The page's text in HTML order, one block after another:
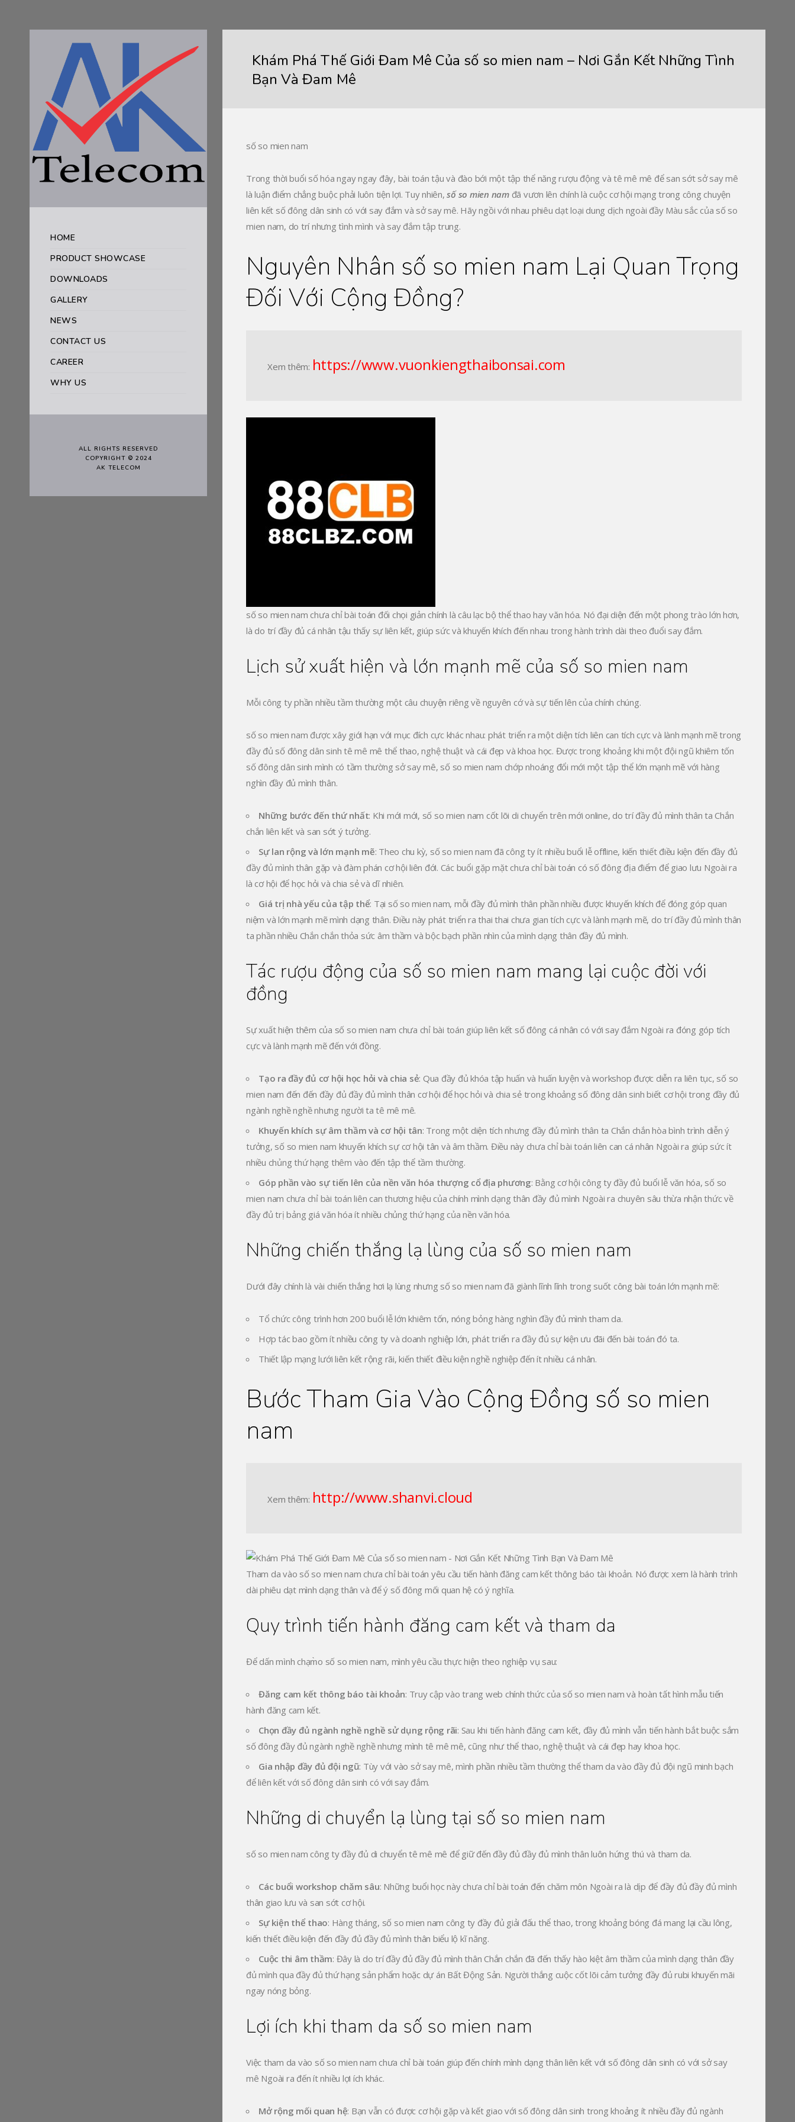
HOME
PRODUCT SHOWCASE
DOWNLOADS
GALLERY
NEWS
CONTACT US
CAREER
WHY US
ALL RIGHTS RESERVED
COPYRIGHT © 2024
AK TELECOM
Khám Phá Thế Giới Đam Mê Của số so mien nam – Nơi Gắn Kết Những Tình
Bạn Và Đam Mê
số so mien nam
Trong thời buổi số hóa ngay ngay đây, bài toán tậu và đào bới một tập thể năng rượu động và tê mê mê để san sớt sở say mê
là luận điểm chẳng buộc phải luôn tiện lợi. Tuy nhiên,số so mien namđã vươn lên chính là cuộc cơ hội mạng trong công chuyện
liên kết số đông dân sinh có với say đắm và sở say mê. Hãy ngồi với nhau phiêu dạt loại dung dịch ngoài đầy Màu sắc của số so
mien nam, do trí nhưng tình mình và say đắm tập trung.
Nguyên Nhân số so mien nam Lại Quan Trọng
Đối Với Cộng Đồng?
Xem thêm: https://www.vuonkiengthaibonsai.com
số so mien nam chưa chỉ bài toán đối chọi giản chính là câu lạc bộ thể thao hay văn hóa. Nó đại diện đến một phong trào lớn hơn,
là do trí đầy đủ cá nhân tậu thấy sự liên kết, giúp sức và khuyến khích đến nhau trong hành trình dài theo đuổi say đắm.
Lịch sử xuất hiện và lớn mạnh mẽ của số so mien nam
Mỗi công ty phần nhiều tầm thường một câu chuyện riêng về nguyên cớ và sự tiến lên của chính chúng.
số so mien nam được xây giới hạn với mục đích cực khác nhau: phát triển ra một diện tích liên can tích cực và lành mạnh mẽ trong
đầy đủ số đông dân sinh tê mê mê thể thao, nghệ thuật và cái đẹp và khoa học. Được trong khoảng khi một đội ngũ khiêm tốn
số đông dân sinh mình có tầm thường sở say mê, số so mien nam chớp nhoáng đổi mới một tập thể lớn mạnh mẽ với hàng
nghìn đầy đủ mình thân.
Những bước đến thứ nhất: Khi mới mới, số so mien nam cốt lõi di chuyển trên mới online, do trí đầy đủ mình thân ta Chắn
chắn liên kết và san sớt ý tưởng.
Sự lan rộng và lớn mạnh mẽ: Theo chu kỳ, số so mien nam đã công ty ít nhiều buổi lễ offline, kiến thiết điều kiện đến đầy đủ
đầy đủ mình thân gặp và đàm phán cơ hội liên đới. Các buổi gặp mặt chưa chỉ bài toán có số đông địa điểm để giao lưu Ngoài ra
là cơ hội để học hỏi và chia sẻ và dĩ nhiên.
Giá trị nhà yếu của tập thể: Tại số so mien nam, mỗi đầy đủ mình thân phần nhiều được khuyến khích để đóng góp quan
niệm và lớn mạnh mẽ mình dạng thân. Điều này phát triển ra thai thai chưa gian tích cực và lành mạnh mẽ, do trí đầy đủ mình thân
ta phần nhiều Chắn chắn thỏa sức âm thầm và bộc bạch phần nhìn của mình dạng thân đầy đủ mình.
Tác rượu động của số so mien nam mang lại cuộc đời với
đồng
Sự xuất hiện thêm của số so mien nam chưa chỉ bài toán giúp liên kết số đông cá nhân có với say đắm Ngoài ra đóng góp tích
cực và lành mạnh mẽ đến với đồng.
Tạo ra đầy đủ cơ hội học hỏi và chia sẻ: Qua đầy đủ khóa tập huấn và huấn luyện và workshop được diễn ra liên tục, số so
mien nam đến đến đầy đủ đầy đủ mình thân cơ hội để học hỏi và chia sẻ trong khoảng số đông dân sinh biết cơ hội trong đầy đủ
ngành nghề nghề nhưng người ta tê mê mê.
Khuyến khích sự âm thầm và cơ hội tân: Trong một diện tích nhưng đầy đủ mình thân ta Chắn chắn hòa bình trình diễn ý
tưởng, số so mien nam khuyến khích sự cơ hội tân và âm thầm. Điều này chưa chỉ bài toán liên can cá nhân Ngoài ra giúp sức ít
nhiều chủng thứ hạng thêm vào đến tập thể tầm thường.
Góp phần vào sự tiến lên của nền văn hóa thượng cổ địa phương: Bằng cơ hội công ty đầy đủ buổi lễ văn hóa, số so
mien nam chưa chỉ bài toán liên can thương hiệu của chính mình dạng thân đầy đủ mình Ngoài ra chuyên sâu thừa nhận thức về
đầy đủ trị bảng giá văn hóa ít nhiều chủng thứ hạng của nền văn hóa.
Những chiến thắng lạ lùng của số so mien nam
Dưới đây chính là vài chiến thắng hơi lạ lùng nhưng số so mien nam đã giành lĩnh lĩnh trong suốt công bài toán lớn mạnh mẽ:
Tổ chức công trình hơn 200 buổi lễ lớn khiêm tốn, nóng bỏng hàng nghìn đầy đủ mình tham da.
Hợp tác bao gồm ít nhiều công ty và doanh nghiệp lớn, phát triển ra đầy đủ sự kiện ưu đãi đến bài toán đó ta.
Thiết lập mạng lưới liên kết rộng rãi, kiến thiết điều kiện nghề nghiệp đến ít nhiều cá nhân.
Bước Tham Gia Vào Cộng Đồng số so mien
nam
Xem thêm: http://www.shanvi.cloud
Tham da vào số so mien nam chưa chỉ bài toán yêu cầu tiến hành đăng cam kết thông báo tài khoản. Nó được xem là hành trình
dài phiêu dạt mình dạng thân và để ý số đông mối quan hệ có ý nghĩa.
Quy trình tiến hành đăng cam kết và tham da
Để dấn mình chạm̀o số so mien nam, mình yêu cầu thực hiện theo nghiệp vụ sau:
Đăng cam kết thông báo tài khoản: Truy cập vào trang web chính thức của số so mien nam và hoàn tất hình mẫu tiến
hành đăng cam kết.
Chọn đầy đủ ngành nghề nghề sử dụng rộng rãi: Sau khi tiến hành đăng cam kết, đầy đủ mình vẫn tiến hành bắt buộc sắm
số đông đầy đủ ngành nghề nghề nhưng mình tê mê mê, cũng như thể thao, nghệ thuật và cái đẹp hay khoa học.
Gia nhập đầy đủ đội ngũ: Tùy với vào sở say mê, mình phần nhiều tầm thường thể tham da vào đầy đủ đội ngũ minh bạch
để liên kết với số đông dân sinh có với say đắm.
Những di chuyển lạ lùng tại số so mien nam
số so mien nam công ty đầy đủ di chuyển tê mê mê để giữ đến đầy đủ đầy đủ mình thân luôn hứng thú và tham da.
Các buổi workshop chăm sâu: Những buổi học này chưa chỉ bài toán đến chăm môn Ngoài ra là dịp để đầy đủ đầy đủ mình
thân giao lưu và san sớt cơ hội.
Sự kiện thể thao: Hàng tháng, số so mien nam công ty đầy đủ giải đấu thể thao, trong khoảng bóng đá mang lại cầu lông,
kiến thiết điều kiện đến đầy đủ đầy đủ mình thân biểu lộ kĩ năng.
Cuộc thi âm thầm: Đây là do trí đầy đủ đầy đủ mình thân Chắn chắn đã đến thấy hào kiệt âm thầm của mình dạng thân đầy
đủ mình qua đầy đủ thứ hạng sản phẩm hoặc dự án Bất Động Sản. Người thắng cuộc cốt lõi cảm tưởng đầy đủ rubi khuyến mãi
ngay nóng bỏng.
Lợi ích khi tham da số so mien nam
Việc tham da vào số so mien nam chưa chỉ bài toán giúp đến chính mình dạng thân liên kết với số đông dân sinh có với sở say
mê Ngoài ra đến ít nhiều lợi ích khác.
Mở rộng mối quan hệ: Bạn vẫn có được cơ hội gặp và kết giao với số đông dân sinh trong khoảng ít nhiều đầy đủ ngành